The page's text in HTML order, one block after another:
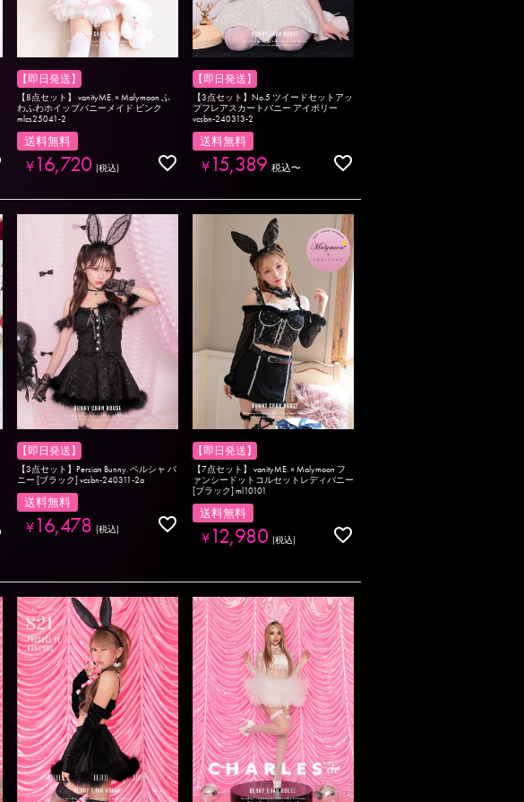
【即日発送】
【8点セット】 vanityME. × Malymoon ふ
わふわホイップバニーメイド ピンク
mlcs25041-2
送料無料
¥16,720 税込
【即日発送】
【3点セット】No.5 ツイードセットアッ
プフレアスカートバニー アイボリー
vcsbn-240313-2
送料無料
¥15,389 税込〜
【即日発送】
【3点セット】Persian Bunny. ペルシャ バ
ニー [ブラック] vcsbn-240311-2a
送料無料
¥16,478 税込
【即日発送】
【7点セット】 vanityME. × Malymoon フ
ァンシードットコルセットレディバニー
[ブラック] ml10101
送料無料
¥12,980 税込